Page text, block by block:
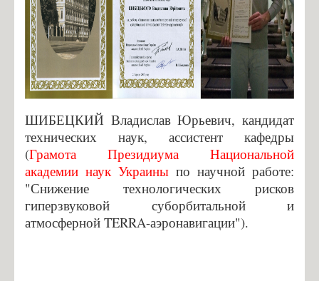
ШИБЕЦКИЙ Владислав Юрьевич, кандидат
технических наук, ассистент кафедры
(Грамота Президиума Национальной
академии наук Украины по научной работе:
"Снижение технологических рисков
гиперзвуковой суборбитальной и
атмосферной TERRA-аэронавигации").